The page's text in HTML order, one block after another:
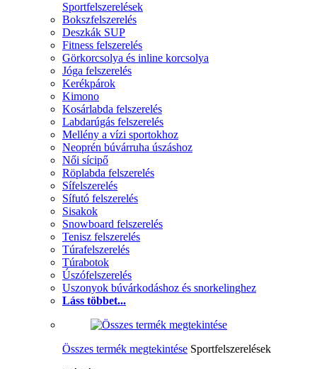
Sportfelszerelések
Bokszfelszerelés
Deszkák SUP
Fitness felszerelés
Görkorcsolya és inline korcsolya
Jóga felszerelés
Kerékpárok
Kimono
Kosárlabda felszerelés
Labdarúgás felszerelés
Mellény a vízi sportokhoz
Neoprén búvárruha úszáshoz
Női sícipő
Röplabda felszerelés
Sífelszerelés
Sífutó felszerelés
Sisakok
Snowboard felszerelés
Tenisz felszerelés
Túrafelszerelés
Túrabotok
Úszófelszerelés
Uszonyok búvárkodáshoz és snorkelinghez
Láss többet...
Összes termék megtekintése Sportfelszerelések